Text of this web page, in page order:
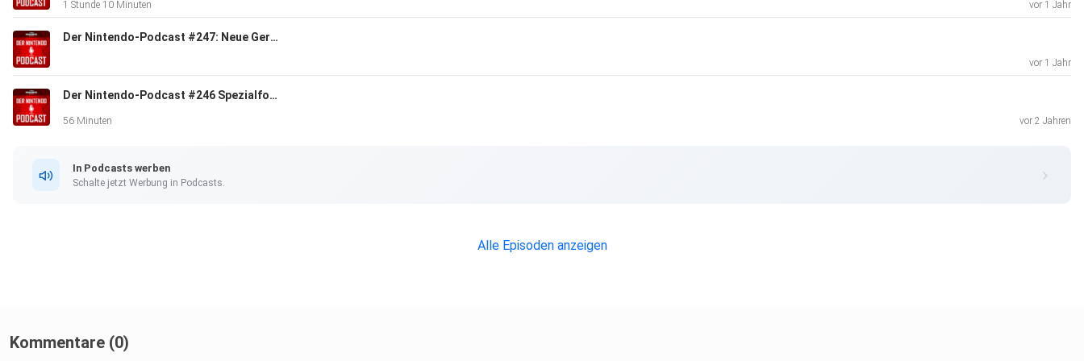
1 Stunde 10 Minuten vor 1 Jahr
Der Nintendo-Podcast #247: Neue Gerüchte zur Switch 2 & welche Nintendo-Charaktere ein eigenes Spiel verdienen
vor 1 Jahr
Der Nintendo-Podcast #246 Spezialfolge: Der Charme und die Videospieladaptionen von One Piece
56 Minuten vor 2 Jahren
In Podcasts werben
Schalte jetzt Werbung in Podcasts.
Alle Episoden anzeigen
Kommentare (0)